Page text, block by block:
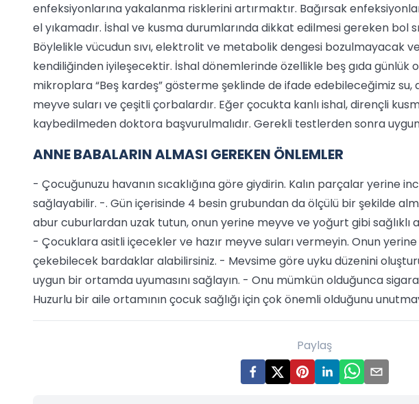
enfeksiyonlarına yakalanma risklerini artırmaktır. Bağırsak
el yıkamadır. İshal ve kusma durumlarında dikkat edilmesi gereken bol
Böylelikle vücudun sıvı, elektrolit ve metabolik dengesi bozulmayacak
kendiliğinden iyileşecektir. İshal dönemlerinde özellikle beş gıda
mikroplara “Beş kardeş” gösterme şeklinde de ifade edebileceğimiz su,
meyve suları ve çeşitli çorbalardır. Eğer çocukta kanlı ishal, dirençli
kaybedilmeden doktora başvurulmalıdır. Gerekli testlerden sonra
ANNE BABALARIN ALMASI GEREKEN ÖNLEMLER
- Çocuğunuzu havanın sıcaklığına göre giydirin. Kalın parçalar yerine
sağlayabilir. -. Gün içerisinde 4 besin grubundan da ölçülü bir şekilde
abur cuburlardan uzak tutun, onun yerine meyve ve yoğurt gibi sağlıklı
- Çocuklara asitli içecekler ve hazır meyve suları vermeyin. Onun
çekebilecek bardaklar alabilirsiniz. - Mevsime göre uyku düzenini
uygun bir ortamda uyumasını sağlayın. - Onu mümkün olduğunca
Huzurlu bir aile ortamının çocuk sağlığı için çok önemli olduğunu
Paylaş